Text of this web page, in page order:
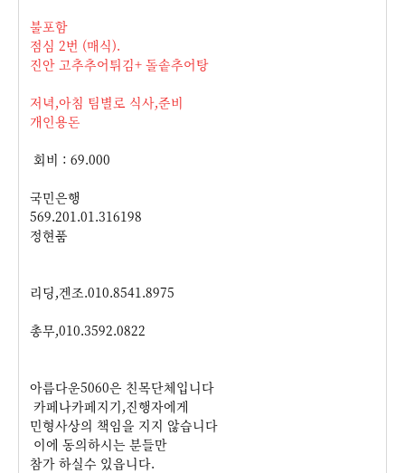
불포함
점심 2번 (매식).
진안 고추추어튀김+ 돌솥추어탕
저녁,아침 팀별로 식사,준비
개인용돈
회비 : 69.000
국민은행
569.201.01.316198
정현품
리딩,겐조.010.8541.8975
총무,010.3592.0822
아름다운5060은 친목단체입니다
카페나카페지기,진행자에게
민형사상의 책임을 지지 않습니다
이에 동의하시는 분들만
참가 하실수 있읍니다.